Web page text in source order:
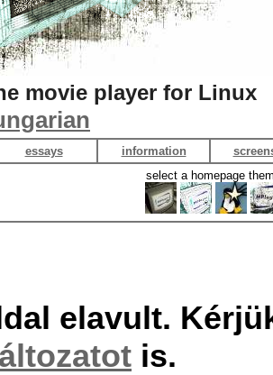
movie player for Linux
essays information
select a homepage
elavult.
is.